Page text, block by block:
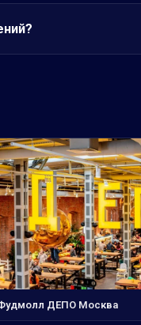
ДЕПО Москва